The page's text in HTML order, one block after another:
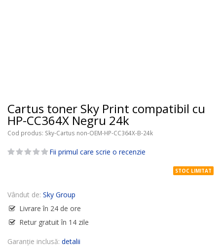
Cartus toner Sky Print compatibil cu
HP-CC364X Negru 24k
Cod produs Sky-Cartus non-OEM-HP-CC364X-B-24k
Fii primul care scrie o recenzie
STOC LIMITAT
Vândut de: Sky Group
Livrare în 24 de ore
Retur gratuit în 14 zile
Garanție inclusă: detalii